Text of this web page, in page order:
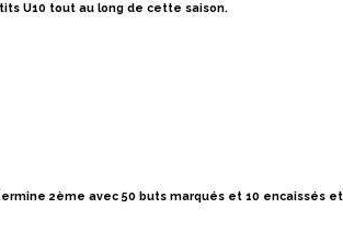
U10 tout au long de cette saison.
2ème avec 50 buts marqués et 10 encaissés